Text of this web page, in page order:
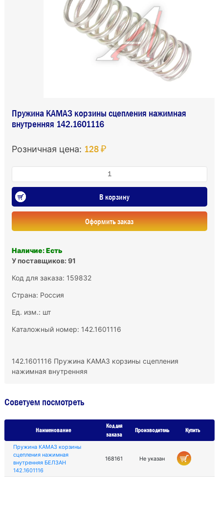
Пружина КАМАЗ корзины сцепления нажимная
внутренняя 142.1601116
Розничная цена: 128 ₽
В корзину
Оформить заказ
Наличие: Есть
У поставщиков: 91
Код для заказа: 159832
Страна: Россия
Ед. изм.: шт
Каталожный номер: 142.1601116
142.1601116 Пружина КАМАЗ корзины сцепления
нажимная внутренняя
Советуем посмотреть
Наименование
Код для
заказа
Производитель Купить
Пружина КАМАЗ корзины
сцепления нажимная
внутренняя БЕЛЗАН
142.1601116
168161 Не указан